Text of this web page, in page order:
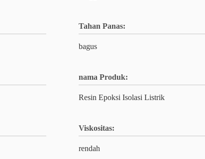
Tahan Panas:
bagus
nama Produk:
Resin Epoksi Isolasi Listrik
Viskositas:
rendah